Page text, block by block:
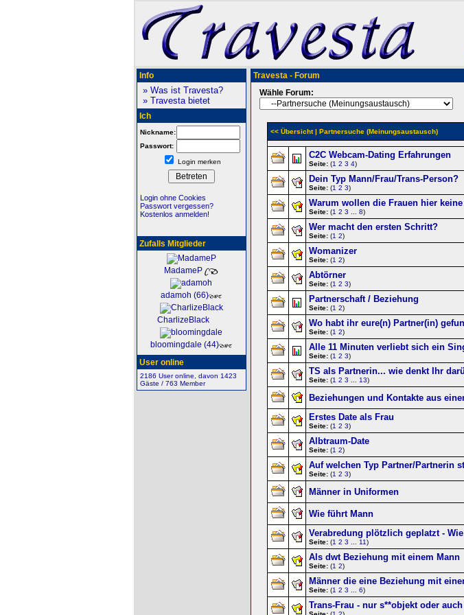
Info
» Was ist Travesta?
» Travesta bietet
Ich
Nickname:
Passwort:
Login merken
Login ohne Cookies
Passwort vergessen?
Kostenlos anmelden!
Zufalls Mitglieder
MadameP
adamoh (66)
CharlizeBlack
bloomingdale (44)
User online
2186 User online, davon 1423
Gäste / 763 Member
Travesta - Forum
Wähle Forum:
<< Übersicht| Partnersuche (Meinungsaustausch)
C2C Webcam-Dating Erfahrungen
Seite: (1 2 3 4)
Dein Typ Mann/Frau/Trans-Person?
Seite: (1 2 3)
Warum wollen die Frauen hier keine
Seite: (1 2 3 8)
Wer macht den ersten Schritt?
Seite: (1 2)
Womanizer
Seite: (1 2)
Abtörner
Seite: (1 2 3)
Partnerschaft / Beziehung
Seite: (1 2)
Wo habt ihr eure(n) Partner(in)
Seite: (1 2)
Alle 11 Minuten verliebt sich ein
Seite: (1 2 3)
TS als Partnerin... wie denkt Ihr
Seite: (1 2 3 13)
Beziehungen und Kontakte aus
Erstes Date als Frau
Seite: (1 2 3)
Albtraum-Date
Seite: (1 2)
Auf welchen Typ Partner/Partnerin
Seite: (1 2 3)
Männer in Uniformen
Wie führt Mann
Verabredung plötzlich geplatzt -
Seite: (1 2 3 11)
Als dwt Beziehung mit einem Mann
Seite: (1 2)
Männer die eine Beziehung mit
Seite: (1 2 3 6)
Trans-Frau - nur s**objekt oder